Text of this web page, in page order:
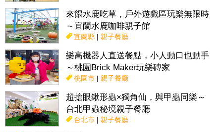
來餵水鹿吃草，戶外遊戲區玩樂無限時
～宜蘭水鹿咖啡親子館
宜蘭縣| 親子餐廳
樂高機器人直送餐點，小人動口也動手
～桃園Brick Maker玩樂磚家
桃園市| 親子餐廳
超搶眼鍬形蟲×獨角仙，與甲蟲同樂～
台北甲蟲秘境親子餐廳
台北市| 親子餐廳